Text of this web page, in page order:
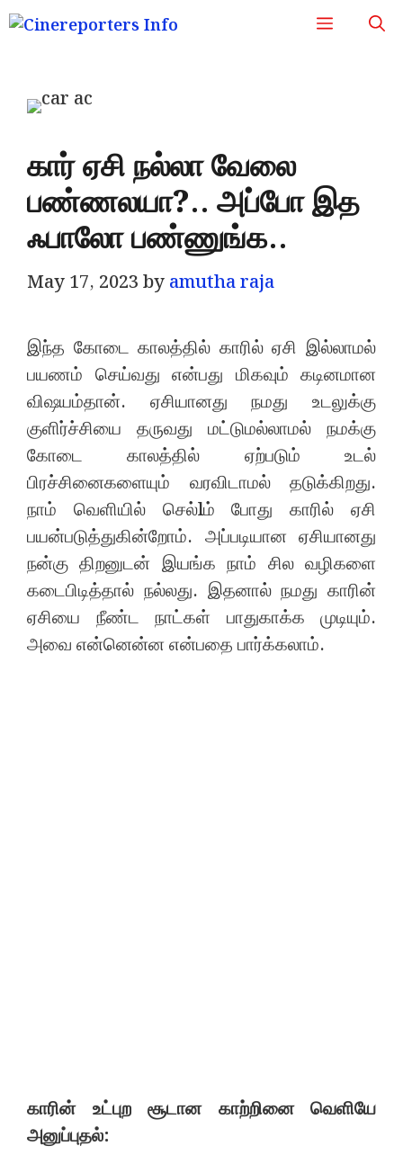
Skip
Menu
கார் ஏசி நல்லா வேலை
பண்ணலயா?.. அப்போ இத
ஃபாலோ பண்ணுங்க..
May 17, 2023byamutha raja
இந்த கோடை காலத்தில் காரில் ஏசி இல்லாமல்
பயணம் செய்வது என்பது மிகவும் கடினமான
விஷயம்தான். ஏசியானது நமது உடலுக்கு
குளிர்ச்சியை தருவது மட்டுமல்லாமல் நமக்கு
கோடை காலத்தில் ஏற்படும் உடல்
பிரச்சினைகளையும் வரவிடாமல் தடுக்கிறது.
நாம் வெளியில் செல்lம் போது காரில் ஏசி
பயன்படுத்துகின்றோம். அப்படியான ஏசியானது
நன்கு திறனுடன் இயங்க நாம் சில வழிகளை
கடைபிடித்தால் நல்லது. இதனால் நமது காரின்
ஏசியை நீண்ட நாட்கள் பாதுகாக்க முடியும்.
அவை என்னென்ன என்பதை பார்க்கலாம்.
காரின் உட்புற சூடான காற்றினை வெளியே
அனுப்புதல்: